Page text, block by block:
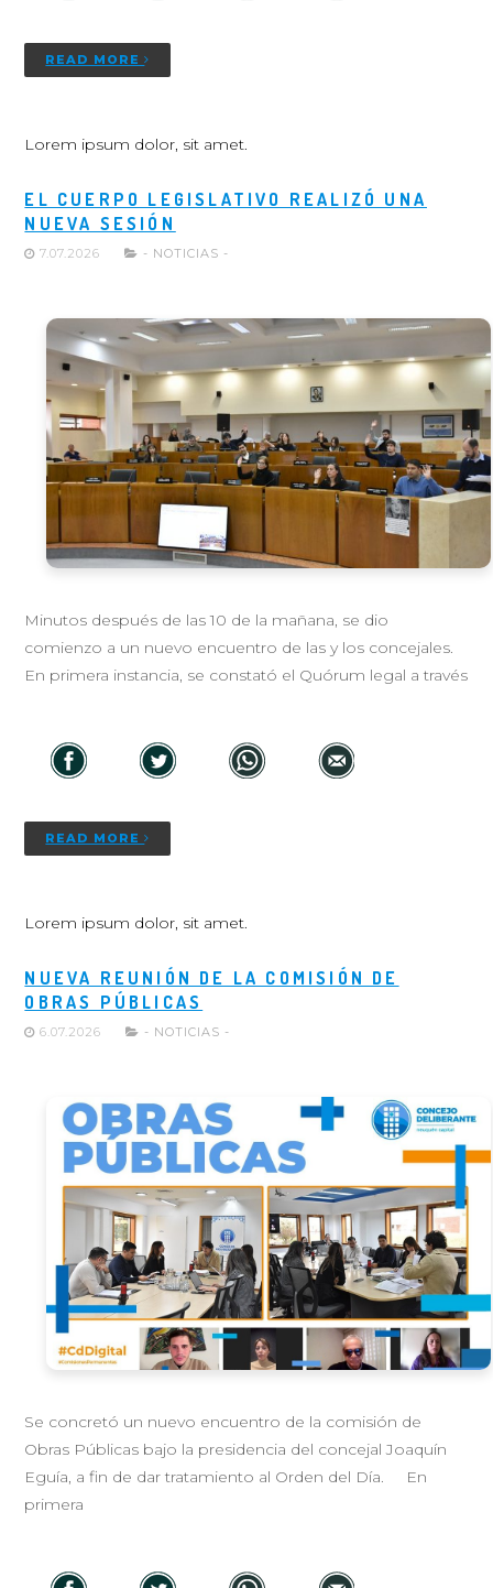
READ MORE
Lorem ipsum dolor, sit amet.
EL CUERPO LEGISLATIVO REALIZÓ UNA
NUEVA SESIÓN
7.07.2026 - NOTICIAS -
Minutos después de las 10 de la mañana, se dio
comienzo a un nuevo encuentro de las y los concejales.
En primera instancia, se constató el Quórum legal a través
READ MORE
Lorem ipsum dolor, sit amet.
NUEVA REUNIÓN DE LA COMISIÓN DE
OBRAS PÚBLICAS
6.07.2026 - NOTICIAS -
Se concretó un nuevo encuentro de la comisión de
Obras Públicas bajo la presidencia del concejal Joaquín
Eguía, a fin de dar tratamiento al Orden del Día. En
primera